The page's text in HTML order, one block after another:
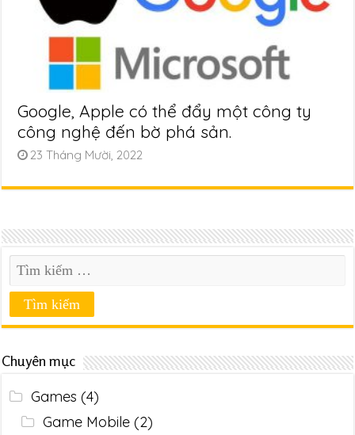
Google, Apple có thể đẩy một công ty
công nghệ đến bờ phá sản.
23 Tháng Mười, 2022
Chuyên mục
Games (4)
Game Mobile(2)